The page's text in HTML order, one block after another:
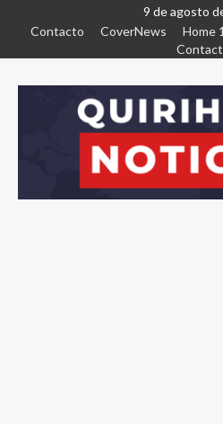
9 de agosto
Contacto
CoverNews Home 1